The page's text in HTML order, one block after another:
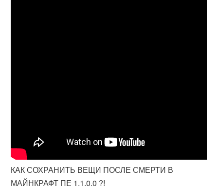
КАК СОХРАНИТЬ ВЕЩИ ПОСЛЕ СМЕРТИ В
МАЙНКРАФТ ПЕ 1.1.0.0 ?!